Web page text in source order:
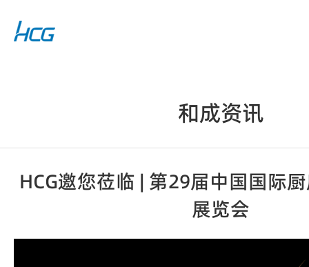
和成资讯
HCG邀您莅临 | 第29届中国国际
展览会